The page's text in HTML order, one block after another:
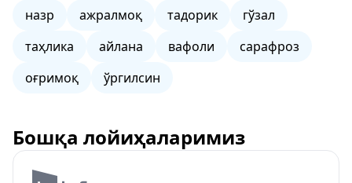
назр ажралмоқ тадорик
гўзал
таҳлика
айлана вафоли
сарафроз
оғримоқ
ўргилсин
Бошқа лойиҳаларимиз